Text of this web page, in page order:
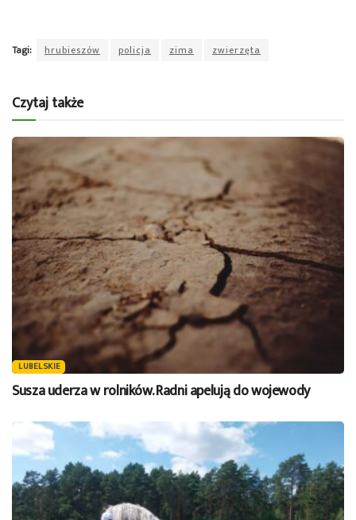
Tagi: hrubieszów policja zima zwierzęta
Czytaj także
LUBELSKIE
Susza uderza w rolników. Radni apelują do wojewody